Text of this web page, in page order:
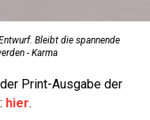
Bleibt die spannende
- Karma
Print-Ausgabe der
hier.